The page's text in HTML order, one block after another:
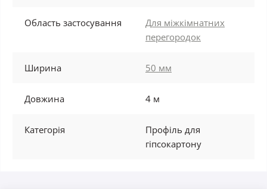
Область застосування
Для міжкімнатних
перегородок
Ширина 50 мм
Довжина 4 м
Категорія
Профіль для
гіпсокартону